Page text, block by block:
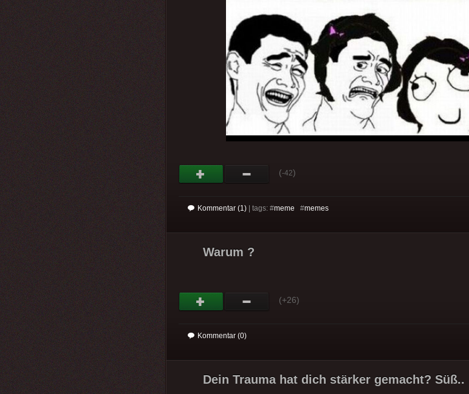
(-42)
Kommentar (1) | tags: #meme #memes
Warum ?
(+26)
Kommentar (0)
Dein Trauma hat dich stärker gemacht? Süß..